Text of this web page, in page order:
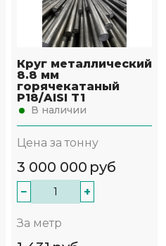
Круг металлический
8.8 мм
горячекатаный
Р18/AISI T1
В наличии
Цена за тонну
3 000 000 руб
− +
За метр